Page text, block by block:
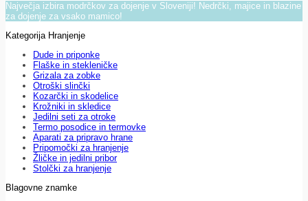
Največja izbira modrčkov za dojenje v Sloveniji! Nedrčki, majice in blazine
za dojenje za vsako mamico!
Kategorija Hranjenje
Dude in priponke
Flaške in stekleničke
Grizala za zobke
Otroški slinčki
Kozarčki in skodelice
Krožniki in skledice
Jedilni seti za otroke
Termo posodice in termovke
Aparati za pripravo hrane
Pripomočki za hranjenje
Žličke in jedilni pribor
Stolčki za hranjenje
Blagovne znamke